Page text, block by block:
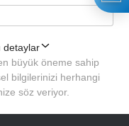
detaylar
büyük öneme sahip
bilgilerinizi herhangi
söz veriyor.